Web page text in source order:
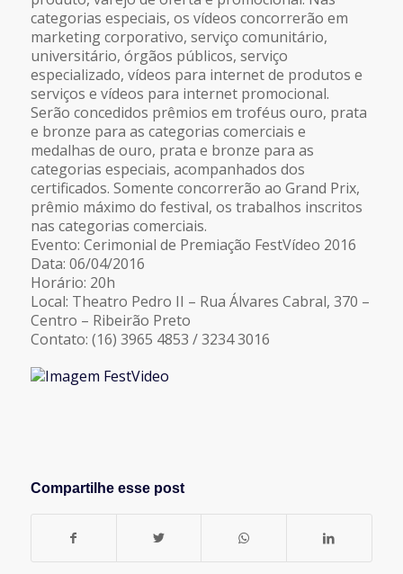
categorias especiais, os vídeos concorrerão em
marketing corporativo, serviço comunitário,
universitário, órgãos públicos, serviço
especializado, vídeos para internet de produtos e
serviços e vídeos para internet promocional.
Serão concedidos prêmios em troféus ouro, prata
e bronze para as categorias comerciais e
medalhas de ouro, prata e bronze para as
categorias especiais, acompanhados dos
certificados. Somente concorrerão ao Grand Prix,
prêmio máximo do festival, os trabalhos inscritos
nas categorias comerciais.
Evento: Cerimonial de Premiação FestVídeo 2016
Data: 06/04/2016
Horário: 20h
Local: Theatro Pedro II – Rua Álvares Cabral, 370 –
Centro – Ribeirão Preto
Contato: (16) 3965 4853 / 3234 3016
Compartilhe esse post